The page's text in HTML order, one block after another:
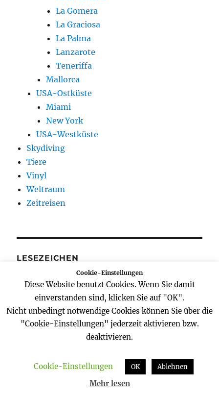
La Gomera
La Graciosa
La Palma
Lanzarote
Teneriffa
Mallorca
USA-Ostküste
Miami
New York
USA-Westküste
Skydiving
Tiere
Vinyl
Weltraum
Zeitreisen
LESEZEICHEN
Astrodicticum simplex
Bonner Sterne
Data2364's Blog
Deine Christine!
Dennis Heidrich Fotografie
ISS Raumstation
Cookie-Einstellungen
Diese Website benutzt Cookies. Wenn Sie damit
einverstanden sind, klicken Sie auf "OK".
Nicht unbedingt notwendige Cookies können Sie über die
"Cookie-Einstellungen" jederzeit aktivieren bzw.
deaktivieren.
Cookie-Einstellungen OK Ablehnen
Mehr lesen